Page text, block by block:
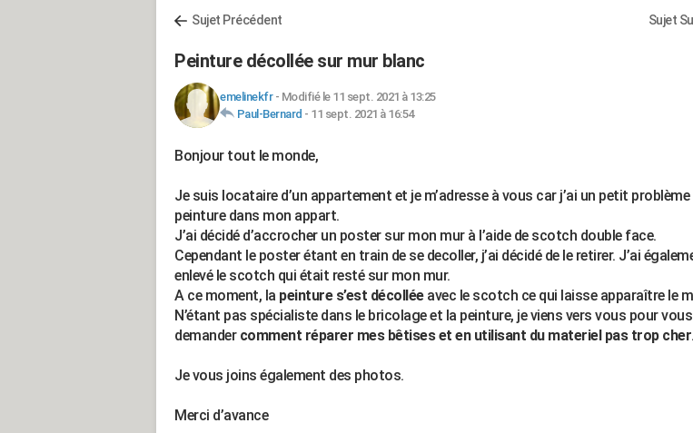
Sujet Précédent Sujet
Peinture décollée sur mur blanc
emelinekfr- Modifié le 11 sept. 2021 à 13:25
Paul-Bernard - 11 sept. 2021 à 16:54
Bonjour tout le monde,
Je suis locataire d’un appartement et je m’adresse à vous car j’ai un petit problème
peinture dans mon appart.
J’ai décidé d’accrocher un poster sur mon mur à l’aide de scotch double face.
Cependant le poster étant en train de se decoller, j’ai décidé de le retirer. J’ai
enlevé le scotch qui était resté sur mon mur.
A ce moment, la peinture s’est décolléeavec le scotch ce qui laisse apparaître le
N’étant pas spécialiste dans le bricolage et la peinture, je viens vers vous pour vous
demander comment réparer mes bêtises et en utilisant du materiel pas trop cher.
Je vous joins également des photos.
Merci d’avance